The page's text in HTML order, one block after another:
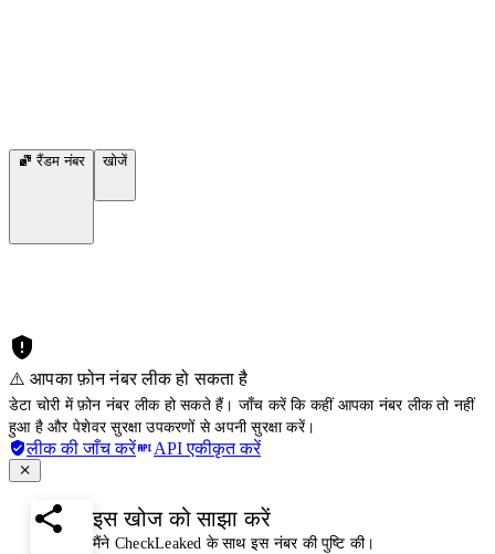
रैंडम नंबर खोजें
⚠️ आपका फ़ोन नंबर लीक हो सकता है
डेटा चोरी में फ़ोन नंबर लीक हो सकते हैं। जाँच करें कि कहीं आपका नंबर लीक तो नहीं
हुआ है और पेशेवर सुरक्षा उपकरणों से अपनी सुरक्षा करें।
लीक की जाँच करें API एकीकृत करें
इस खोज को साझा करें
मैंने CheckLeaked के साथ इस नंबर की पुष्टि की।